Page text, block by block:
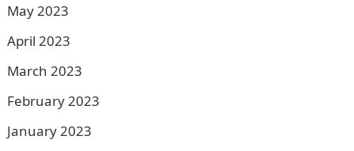
May 2023
April 2023
March 2023
February 2023
January 2023